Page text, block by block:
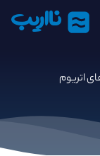
نااریب
اتریوم